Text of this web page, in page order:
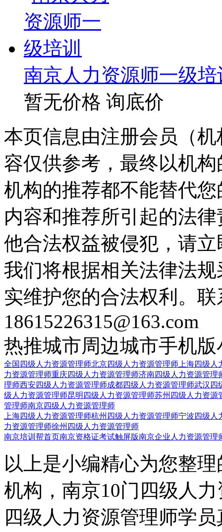
南京人力资源师一级培
暂无价格 询底价
本页信息由注册会员（
容仅供参考，最终以机
机构的推荐都不能替代
内容和推荐所引起的法
他合法权益被侵犯，请
我们将根据相关法律法
实维护您的合法权利。
18615226315@163.com
热推城市周边城市手机版
全国四级人力资源管理师北京四级人力资源管理师 上海四级
力资源管理师重庆四级人力资源管理师济南四级人力资源管理
理师西安四级人力资源管理师成都四级人力资源管理师武汉四
级人力资源管理师昆明四级人力资源管理师苏州四级人力资源
管理师南京四级人力资源管理师
上海四级人力资源管理师杭州四级人力资源管理师宁波四级人
力资源管理师徐州四级人力资源管理师
南京培训帮首页南京资格证考试触屏版南京企业人力资源管理
以上是小编精心为您整
机构，南京10门四级人
四级人力资源管理师学